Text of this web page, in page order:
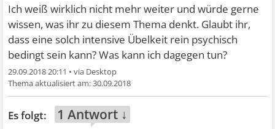
Ich weiß wirklich nicht mehr weiter und würde gerne
wissen, was ihr zu diesem Thema denkt. Glaubt ihr,
dass eine solch intensive Übelkeit rein psychisch
bedingt sein kann? Was kann ich dagegen tun?
29.09.2018 20:11 •
30.09.2018
1 Antwort ↓